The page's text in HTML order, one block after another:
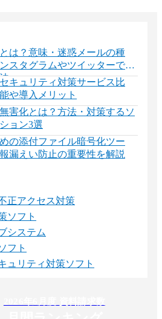
は？意味・迷惑メールの種
スタグラムやツイッターでの
キュリティ対策サービス比
や導入メリット
害化とは？方法・対策するソ
ョン3選
の添付ファイル暗号化ツー
漏えい防止の重要性を解説
正アクセス対策
ソフト
システム
フト
ュリティ対策ソフト